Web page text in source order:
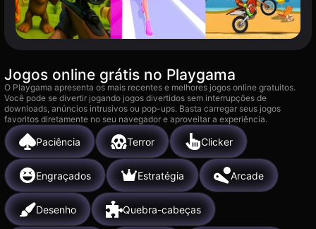
Jogos online grátis no Playgama
O Playgama apresenta os mais recentes e melhores jogos online gratuitos.
Você pode se divertir jogando jogos divertidos sem interrupções de
downloads, anúncios intrusivos ou pop-ups. Basta carregar seus jogos
favoritos diretamente no seu navegador e aproveitar a experiência.
Paciência Terror Clicker
Engraçados Estratégia Arcade
Desenho Quebra-cabeças